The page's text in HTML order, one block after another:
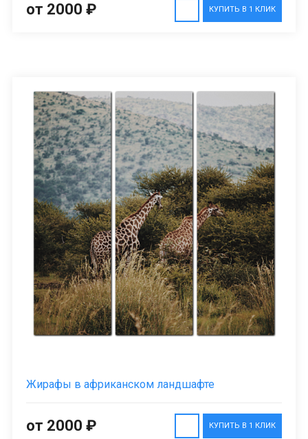
КУПИТЬ В 1 КЛИК
от 2000 ₽
Жирафы в африканском ландшафте
КУПИТЬ В 1 КЛИК
от 2000 ₽